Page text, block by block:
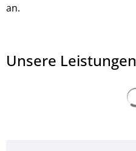
an.
Unsere Leistungen